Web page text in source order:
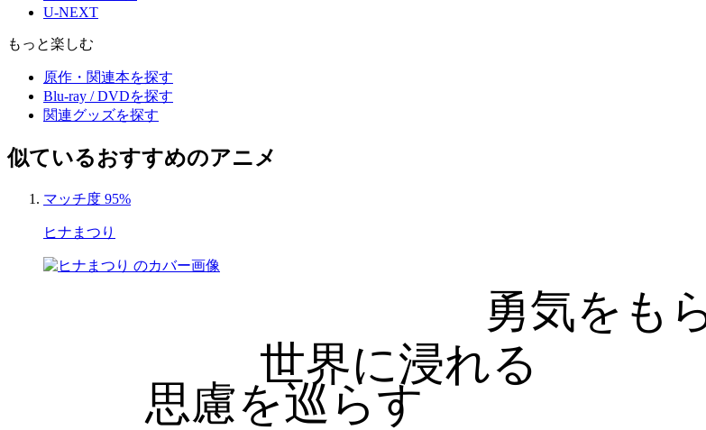
U-NEXT
もっと楽しむ
原作・関連本を探す
Blu-ray / DVDを探す
関連グッズを探す
似ているおすすめのアニメ
マッチ度 95%
ヒナまつり
勇気をも
思慮を巡らす
世界に浸れる